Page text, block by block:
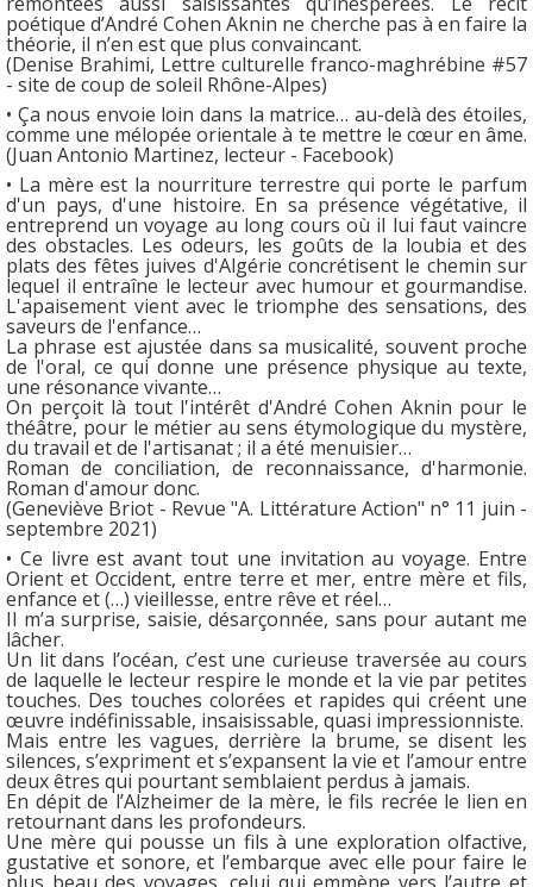
poétique d’André Cohen Aknin ne cherche pas à en faire la
théorie, il n’en est que plus convaincant.
(Denise Brahimi, Lettre culturelle franco-maghrébine #57
- site de coup de soleil Rhône-Alpes)
• Ça nous envoie loin dans la matrice… au-delà des étoiles,
comme une mélopée orientale à te mettre le cœur en âme.
(Juan Antonio Martinez, lecteur - Facebook)
• La mère est la nourriture terrestre qui porte le parfum
d'un pays, d'une histoire. En sa présence végétative, il
entreprend un voyage au long cours où il lui faut vaincre
des obstacles. Les odeurs, les goûts de la loubia et des
plats des fêtes juives d'Algérie concrétisent le chemin sur
lequel il entraîne le lecteur avec humour et gourmandise.
L'apaisement vient avec le triomphe des sensations, des
saveurs de l'enfance…
La phrase est ajustée dans sa musicalité, souvent proche
de l'oral, ce qui donne une présence physique au texte,
une résonance vivante…
On perçoit là tout l'intérêt d'André Cohen Aknin pour le
théâtre, pour le métier au sens étymologique du mystère,
du travail et de l'artisanat ; il a été menuisier…
Roman de conciliation, de reconnaissance, d'harmonie.
Roman d'amour donc.
(Geneviève Briot - Revue "A. Littérature Action" n° 11 juin -
septembre 2021)
• Ce livre est avant tout une invitation au voyage. Entre
Orient et Occident, entre terre et mer, entre mère et fils,
enfance et (…) vieillesse, entre rêve et réel…
Il m’a surprise, saisie, désarçonnée, sans pour autant me
lâcher.
Un lit dans l’océan, c’est une curieuse traversée au cours
de laquelle le lecteur respire le monde et la vie par petites
touches. Des touches colorées et rapides qui créent une
œuvre indéfinissable, insaisissable, quasi impressionniste.
Mais entre les vagues, derrière la brume, se disent les
silences, s’expriment et s’expansent la vie et l’amour entre
deux êtres qui pourtant semblaient perdus à jamais.
En dépit de l’Alzheimer de la mère, le fils recrée le lien en
retournant dans les profondeurs.
Une mère qui pousse un fils à une exploration olfactive,
gustative et sonore, et l’embarque avec elle pour faire le